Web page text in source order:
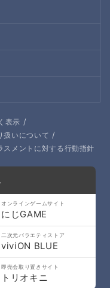
表示 /
扱いについて /
スメントに対する行動指針
オンラインゲームサイト
にじGAME
二次元バラエティストア
viviON BLUE
即売会取り置きサイト
トリオキニ